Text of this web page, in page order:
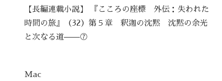
【長編連載小説】 『こころの座標 外伝：失われた
時間の旅』（32）第５章 釈迦の沈黙 沈黙の余光
と次なる道——⑦
Mac